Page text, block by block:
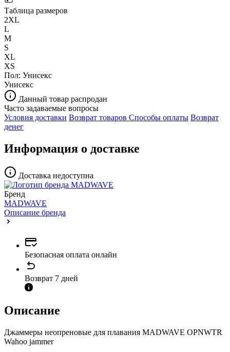
Таблица размеров
2XL
L
M
S
XL
XS
Пол: Унисекс
Унисекс
Данный товар распродан
Часто задаваемые вопросы
Условия доставки Возврат товаров Способы оплаты Возврат
денег
Информация о доставке
Доставка недоступна
Бренд
MADWAVE
Описание бренда
Безопасная оплата онлайн
Возврат 7 дней
Описание
Джаммеры неопреновые для плавания MADWAVE OPNWTR
Wahoo jammer